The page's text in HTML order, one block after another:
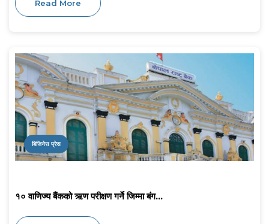
Read More
बिजिनेस प्रेस
१० वाणिज्य बैंकको ऋण परीक्षण गर्ने जिम्मा बंग...